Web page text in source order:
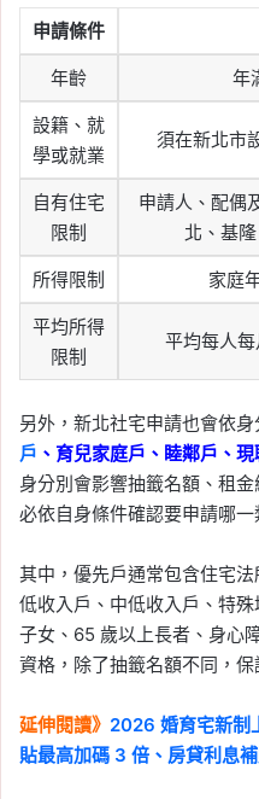
申請條件
年齡 年
設籍、就
學或就業
須在新北市
自有住宅
限制
申請人、配偶
北、基
所得限制 家庭
平均所得
限制
平均每人
另外，新北社宅申請也會依
戶 、育兒家庭戶、睦鄰戶、
身分別會影響抽籤名額、租
必依自身條件確認要申請哪一
其中，優先戶通常包含住宅
低收入戶、中低收入戶、特
子女、65 歲以上長者、身心
資格，除了抽籤名額不同，保
延伸閱讀》 2026 婚育宅新制
貼最高加碼 3 倍、房貸利息